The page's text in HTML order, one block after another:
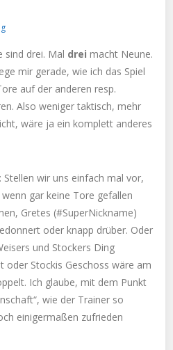
sind drei. Mal dreimacht Neune.
mir gerade, wie ich das Spiel
auf der anderen resp.
Also weniger taktisch, mehr
wäre ja ein komplett anderes
: Stellen wir uns einfach mal vor,
gar keine Tore gefallen
Gretes (#SuperNickname)
oder knapp drüber. Oder
und Stockers Ding
oder Stockis Geschoss wäre am
Ich glaube, mit dem Punkt
wie der Trainer so
einigermaßen zufrieden